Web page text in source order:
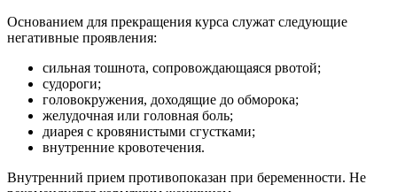
Основанием для прекращения курса служат следующие
негативные проявления:
сильная тошнота, сопровождающаяся рвотой;
судороги;
головокружения, доходящие до обморока;
желудочная или головная боль;
диарея с кровянистыми сгустками;
внутренние кровотечения.
Внутренний прием противопоказан при беременности. Не